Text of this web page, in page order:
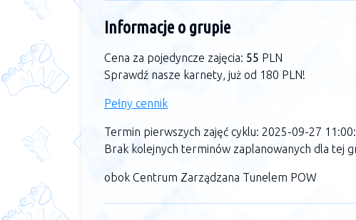
Informacje o grupie
Cena za pojedyncze zajęcia: 55 PLN
Sprawdź nasze karnety, już od 180 PLN!
Pełny cennik
Termin pierwszych zajęć cyklu: 2025-09-27
Brak kolejnych terminów zaplanowanych dla tej
obok Centrum Zarządzana Tunelem POW